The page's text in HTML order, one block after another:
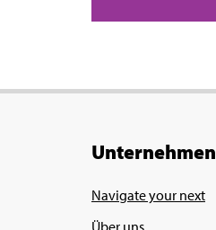
Unternehmen
Navigate your next
Über uns